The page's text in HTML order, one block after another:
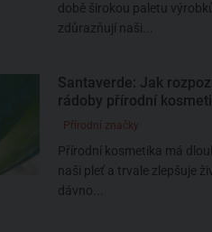
době širokou paletu
zdůrazňují naši...
Santaverde: Jak
rádoby přírodní
Přírodní značky
Přírodní kosmetika má
naši pleť a trvale zlepšuje
dávno...